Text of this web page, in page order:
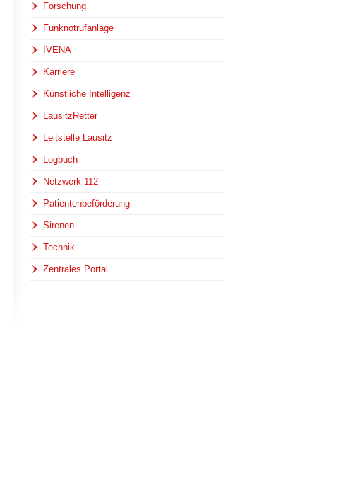
Forschung
Funknotrufanlage
IVENA
Karriere
Künstliche Intelligenz
LausitzRetter
Leitstelle Lausitz
Logbuch
Netzwerk 112
Patientenbeförderung
Sirenen
Technik
Zentrales Portal